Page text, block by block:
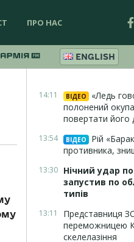
ПРО НАС
ENGLISH
14:11 ВІДЕО
«Ледь
полонений
повертати його
13:54 ВІДЕО
Рій
противника,
13:30 Нічний удар
запустив по
типів
13:11
Представниця
переможницею
скелелазіння